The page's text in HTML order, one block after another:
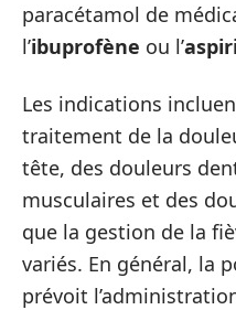
paracétamol de
l’ibuprofène ou l’
Les indications
traitement de la
tête, des douleurs
musculaires et des
que la gestion de la
variés. En général, la
prévoit